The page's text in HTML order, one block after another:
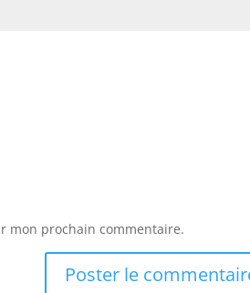
mon prochain commentaire.